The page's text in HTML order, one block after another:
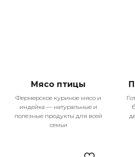
Мясо птицы
Фермерское куриное мясо и
индейка — натуральные и
полезные продукты для всей
семьи
Наши главные
преимущества
Мы гордимся тем, что становимся
жизни тысяч семей в Казани,
работаем над тем, чтобы ваши